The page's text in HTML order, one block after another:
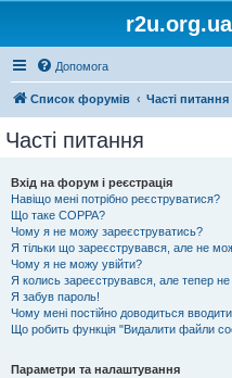
Допомога
Список форумів Часті питання
Часті питання
Вхід на форум і реєстрація
Навіщо мені потрібно реєструватися?
Що таке COPPA?
Чому я не можу зареєструватись?
Я тільки що зареєструвався, але не
Чому я не можу увійти?
Я колись зареєструвався, але тепер не
Я забув пароль!
Чому мені постійно доводиться вводити
Що робить функція "Видалити файли
Параметри та налаштування